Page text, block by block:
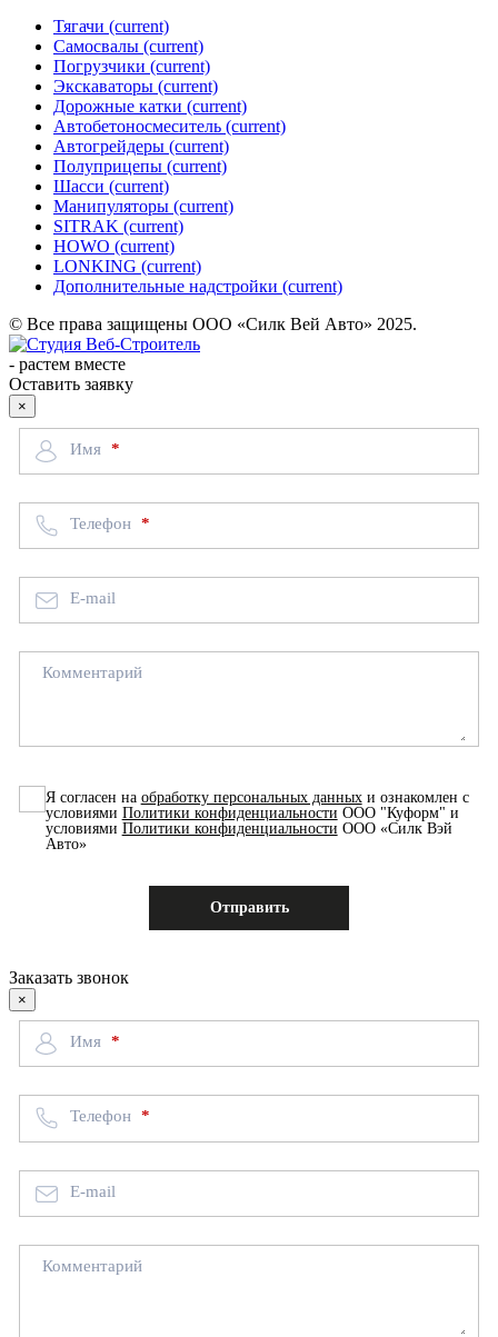
Тягачи (current)
Cамосвалы (current)
Погрузчики (current)
Экскаваторы (current)
Дорожные катки (current)
Автобетоносмеситель (current)
Автогрейдеры (current)
Полуприцепы (current)
Шасси (current)
Манипуляторы (current)
SITRAK (current)
HOWO (current)
LONKING (current)
Дополнительные надстройки (current)
© Все права защищены ООО «Силк Вей Авто» 2025.
- растем вместе
Оставить заявку
×
Имя
Телефон
E-mail
Комментарий
Я согласен на обработку персональных данныхи ознакомлен с
условиями Политики конфиденциальности ООО "Куформ" и
условиями Политики конфиденциальности ООО «Силк Вэй
Авто»
Заказать звонок
×
Имя
Телефон
E-mail
Комментарий